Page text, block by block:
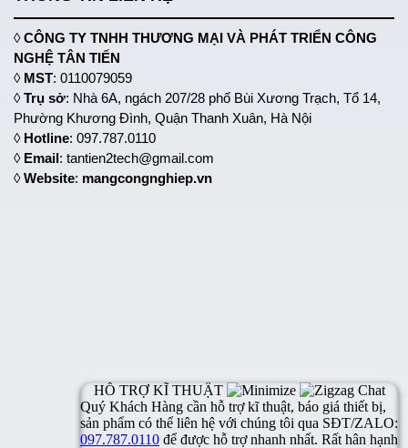
◊CÔNG TY TNHH THƯƠNG MẠI VÀ PHÁT TRIỂN CÔNG
NGHỆ TÂN TIẾN
◊ MST: 0110079059
◊Trụ sở: Nhà 6A, ngách 207/28 phố Bùi Xương Trạch, Tổ 14,
Phường Khương Đình, Quận Thanh Xuân, Hà Nội
◊ Hotline: 097.787.0110
◊ Email: tantien2tech@gmail.com
◊Website: mangcongnghiep.vn